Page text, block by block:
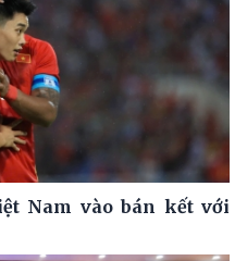
Nam vào bán kết với